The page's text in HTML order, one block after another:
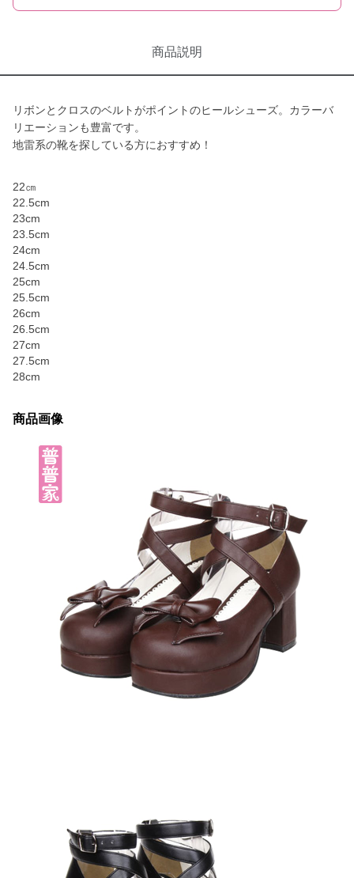
商品説明
リボンとクロスのベルトがポイントのヒールシューズ。カラーバ
リエーションも豊富です。
地雷系の靴を探している方におすすめ！
22㎝
22.5cm
23cm
23.5cm
24cm
24.5cm
25cm
25.5cm
26cm
26.5cm
27cm
27.5cm
28cm
商品画像